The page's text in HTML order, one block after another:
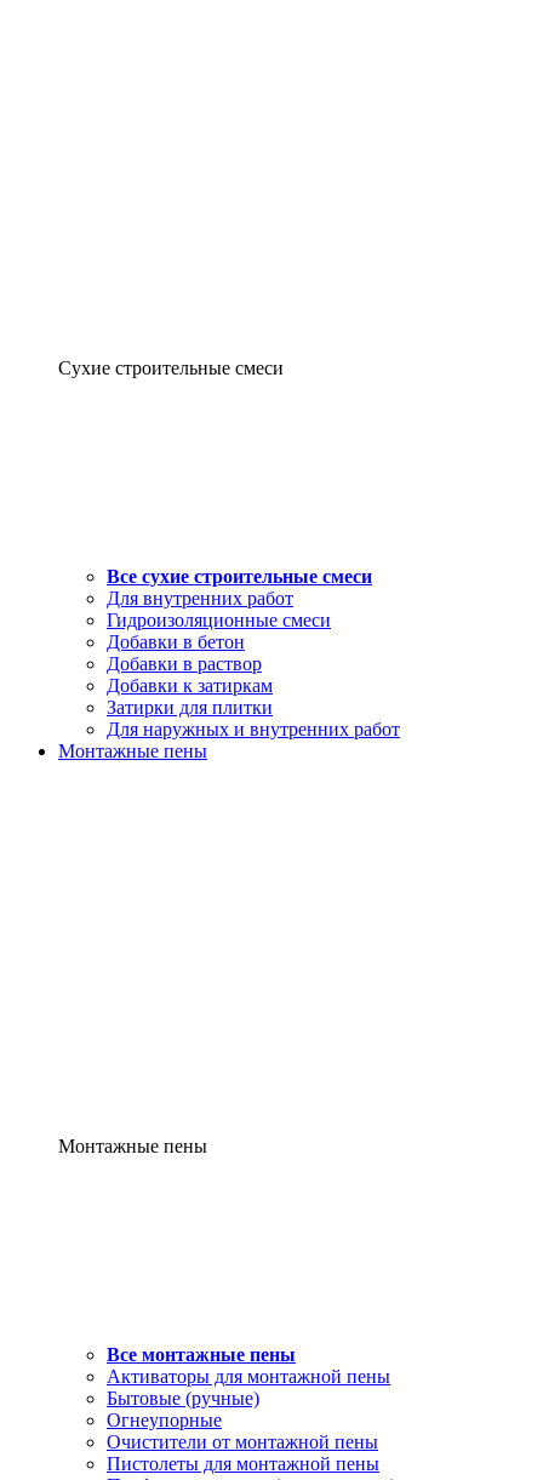
Сухие строительные смеси
Все сухие строительные смеси
Для внутренних работ
Гидроизоляционные смеси
Добавки в бетон
Добавки в раствор
Добавки к затиркам
Затирки для плитки
Для наружных и внутренних работ
Монтажные пены
Монтажные пены
Все монтажные пены
Активаторы для монтажной пены
Бытовые (ручные)
Огнеупорные
Очистители от монтажной пены
Пистолеты для монтажной пены